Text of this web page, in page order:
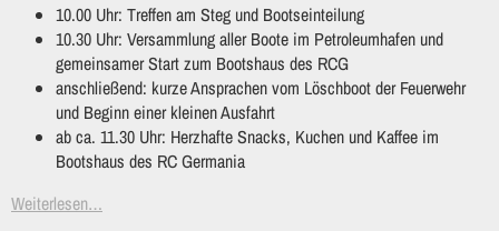
10.00 Uhr: Treffen am Steg und Bootseinteilung
10.30 Uhr: Versammlung aller Boote im Petroleumhafen und
gemeinsamer Start zum Bootshaus des RCG
anschließend: kurze Ansprachen vom Löschboot der Feuerwehr
und Beginn einer kleinen Ausfahrt
ab ca. 11.30 Uhr: Herzhafte Snacks, Kuchen und Kaffee im
Bootshaus des RC Germania
Weiterlesen…